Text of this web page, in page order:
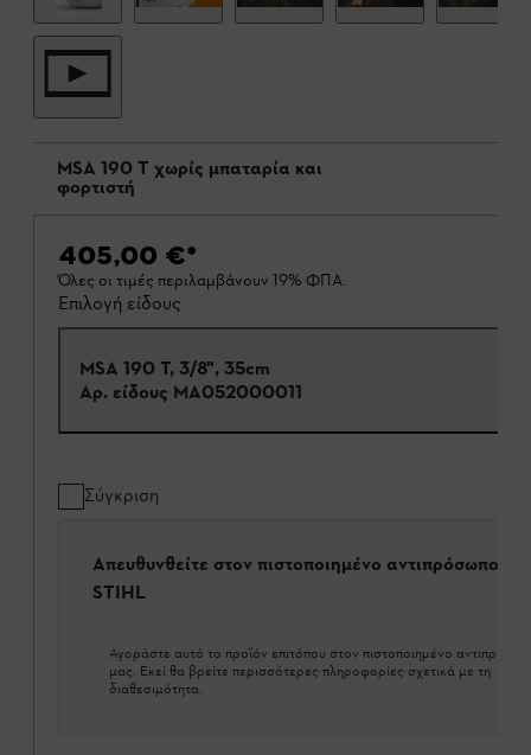
MSA 190 T χωρίς μπαταρία και
φορτιστή
405,00 €*
Όλες οι τιμές περιλαμβάνουν 19% ΦΠΑ.
Επιλογή είδους
MSA 190 T, 3/8", 35cm
Αρ. είδους MA052000011
Σύγκριση
Απευθυνθείτε στον πιστοποιημένο αντιπρόσωπο της
STIHL
Αγοράστε αυτό το προϊόν επιτόπου στον πιστοποιημένο
μας. Εκεί θα βρείτε περισσότερες πληροφορίες σχετικά με τη
διαθεσιμότητα.